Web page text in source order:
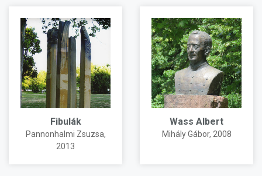
Fibulák
Pannonhalmi Zsuzsa,
2013
Wass Albert
Mihály Gábor, 2008